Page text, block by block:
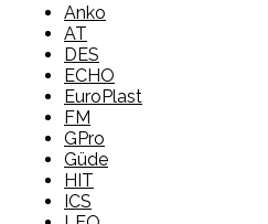
Anko
AT
DES
ECHO
EuroPlast
FM
GPro
Güde
HIT
ICS